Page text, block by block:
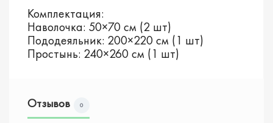
Комплектация:
Наволочка: 50×70 см (2 шт)
Пододеяльник: 200×220 см (1 шт)
Простынь: 240×260 см (1 шт)
Отзывов 0